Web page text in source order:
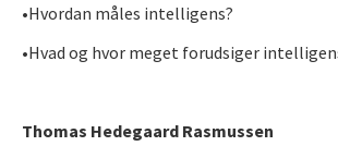
•Hvordan måles intelligens?
•Hvad og hvor meget forudsiger
Thomas Hedegaard Rasmussen